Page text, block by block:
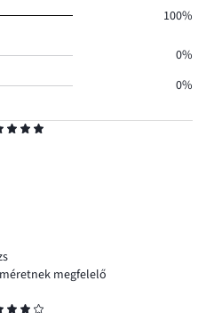
megfelelő
100%
0%
0%